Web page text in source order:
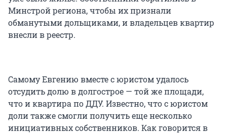
Минстрой региона, чтобы их признали
обманутыми дольщиками, и владельцев квартир
внесли в реестр.
Самому Евгению вместе с юристом удалось
отсудить долю в долгострое — той же площади,
что и квартира по ДДУ. Известно, что с юристом
доли также смогли получить еще несколько
инициативных собственников. Как говорится в